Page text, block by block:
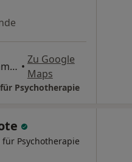
Wörthseestr. 3 a, Herrsching am Ammersee •
Zu Google
Maps
Psychotherapie
Psychotherapie